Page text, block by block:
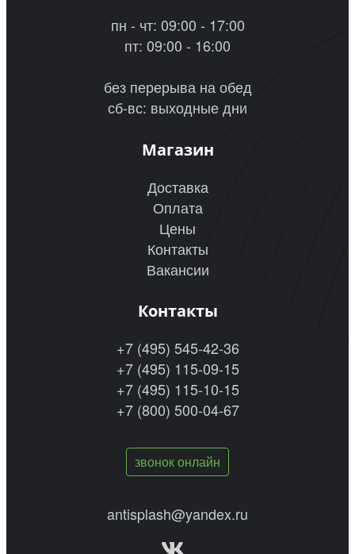
пн - чт: 09:00 - 17:00
пт: 09:00 - 16:00
без перерыва на обед
сб-вс: выходные дни
Магазин
Доставка
Оплата
Цены
Контакты
Вакансии
Контакты
+7 (495) 545-42-36
+7 (495) 115-09-15
+7 (495) 115-10-15
+7 (800) 500-04-67
звонок онлайн
antisplash@yandex.ru